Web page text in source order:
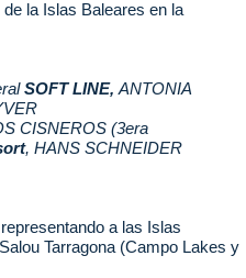
la Islas Baleares en la
SOFT LINE,ANTONIA
CISNEROS (3era
, HANS SCHNEIDER
a las Islas
Tarragona (Campo Lakes y